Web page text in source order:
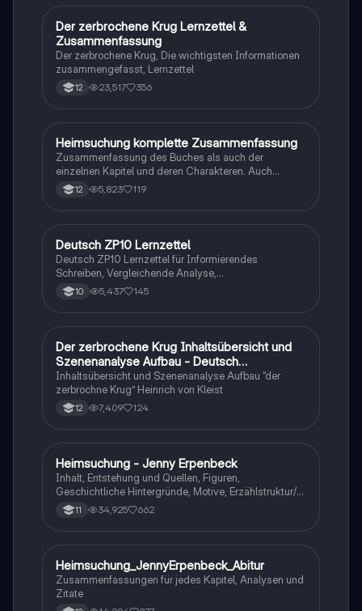
rhetorische Fragen und Ellipsen, um ihre Skepsis zu
verdeutlichen und regt zum Nachdenken über die
ethischen Implikationen der Technologie an. Ideal für
Studierende der Technologieethik und
Zukunftsforschung.
Deutsch
Der zerbrochene Krug Lernzettel &
Zusammenfassung
Der zerbrochene Krug, Die wichtigsten Informationen
zusammengefasst, Lernzettel
12 23,517 356
Deutsch
Heimsuchung komplette Zusammenfassung
Zusammenfassung des Buches als auch der
einzelnen Kapitel und deren Charakteren. Auch
tabellarisch. Im Unterricht ohne KI erstellt
12 5,823 119
Deutsch
Deutsch ZP10 Lernzettel
Deutsch ZP10 Lernzettel für Informierendes
Schreiben, Vergleichende Analyse,
Sachtexte/Roman/Gedicht..
10 5,437 145
Deutsch
Der zerbrochene Krug Inhaltsübersicht und
Szenenanalyse Aufbau - Deutsch
Q1/Q2/Abitur
Inhaltsübersicht und Szenenanalyse Aufbau “der
zerbrochne Krug” Heinrich von Kleist
12 7,409 124
Deutsch
Heimsuchung - Jenny Erpenbeck
Inhalt, Entstehung und Quellen, Figuren,
Geschichtliche Hintergründe, Motive, Erzählstruktur/-
stil 11 34,925 662
Deutsch
Heimsuchung_JennyErpenbeck_Abitur
Zusammenfassungen für jedes Kapitel, Analysen und
Zitate